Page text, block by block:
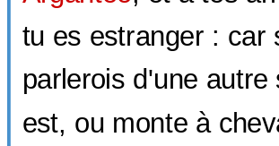
tu es estranger : car
parlerois d'une
est, ou monte à